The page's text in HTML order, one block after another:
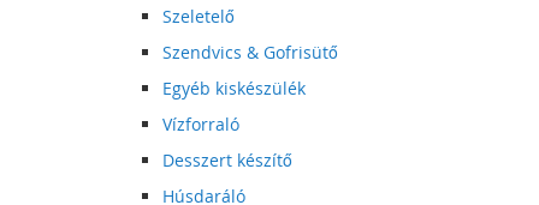
Szeletelő
Szendvics & Gofrisütő
Egyéb kiskészülék
Vízforraló
Desszert készítő
Húsdaráló